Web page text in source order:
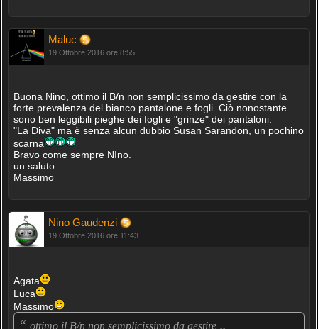
Maluc
19 Ottobre 2016 ore 8:55
Buona Nino, ottimo il B/n non semplicissimo da gestire con la
forte prevalenza del bianco pantalone e fogli. Ciò nonostante
sono ben leggibili pieghe dei fogli e "grinze" dei pantaloni.
"La Diva" ma è senza alcun dubbio Susan Sarandon, un pochino
scarna
Bravo come sempre NIno.
un saluto
Massimo
Nino Gaudenzi
19 Ottobre 2016 ore 11:43
Agata
Luca
Massimo
“ ottimo il B/n non semplicissimo da gestire „